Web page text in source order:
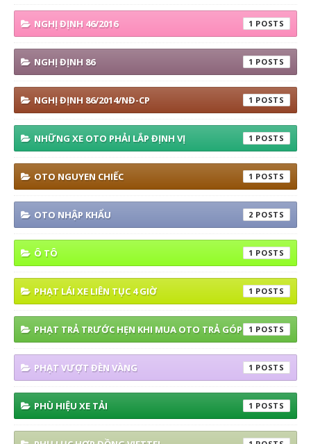
NGHỊ ĐỊNH 46/2016 1
NGHỊ ĐỊNH 86 1
NGHỊ ĐỊNH 86/2014/NĐ-CP 1
NHỮNG XE OTO PHẢI LẮP ĐỊNH VỊ 1
OTO NGUYEN CHIẾC 1
OTO NHẬP KHẨU 2
Ô TÔ 1
PHẠT LÁI XE LIÊN TỤC 4 GIỜ 1
PHẠT TRẢ TRƯỚC HẸN KHI MUA OTO TRẢ GÓP 1
PHẠT VƯỢT ĐÈN VÀNG 1
PHÙ HIỆU XE TẢI 1